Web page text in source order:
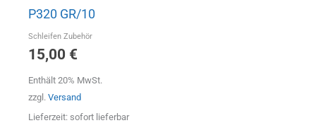
P320 GR/10
Schleifen Zubehör
15,00 €
Enthält 20% MwSt.
zzgl. Versand
Lieferzeit: sofort lieferbar